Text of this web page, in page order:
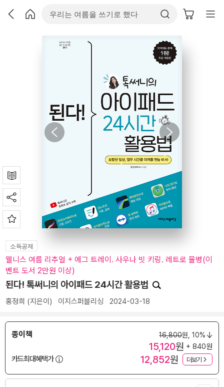
소득공제
웰니스 여름 리추얼 + 에그 트레이. 사우나 빗 키링. 레트로 물병(이
벤트 도서 2만원 이상)
된다! 톡써니의 아이패드 24시간 활용법
홍정희 (지은이) 이지스퍼블리싱 2024-03-18
종이책 16,800원, 10%
15,120원 + 840원
카드최대혜택가
12,852원 더보기